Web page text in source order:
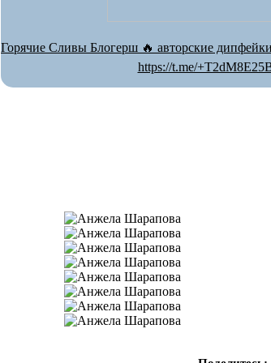
Горячие Сливы Блогерш 🔥 авторские
https://t.me/